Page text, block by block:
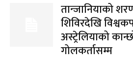
तान्जानियाको
शिविरदेखि
अस्ट्रेलियाको
गोलकर्तासम्म